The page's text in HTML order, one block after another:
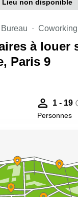
Lieu non disponible
Bureau Coworking
à louer
Paris 9
1 - 19
Personnes